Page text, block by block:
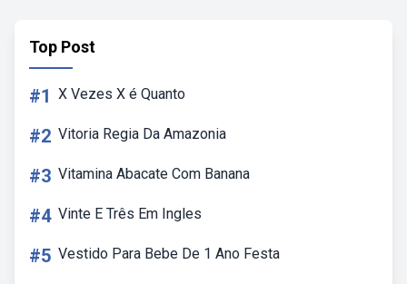
Top Post
#1 X Vezes X é Quanto
#2 Vitoria Regia Da Amazonia
#3 Vitamina Abacate Com Banana
#4 Vinte E Três Em Ingles
#5 Vestido Para Bebe De 1 Ano Festa